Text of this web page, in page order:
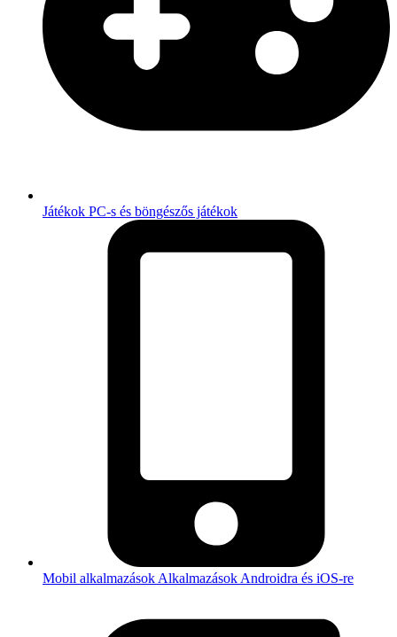
Játékok PC-s és böngészős játékok
Mobil alkalmazások Alkalmazások Androidra és iOS-re